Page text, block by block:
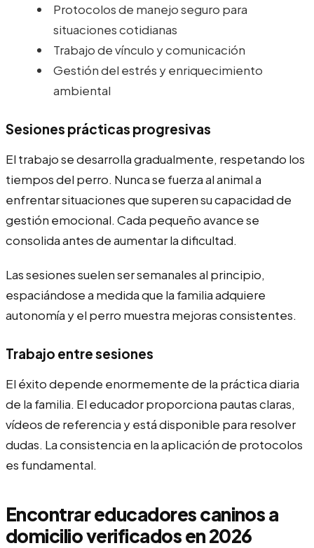
Protocolos de manejo seguro para
situaciones cotidianas
Trabajo de vínculo y comunicación
Gestión del estrés y enriquecimiento
ambiental
Sesiones prácticas progresivas
El trabajo se desarrolla gradualmente, respetando los
tiempos del perro. Nunca se fuerza al animal a
enfrentar situaciones que superen su capacidad de
gestión emocional. Cada pequeño avance se
consolida antes de aumentar la dificultad.
Las sesiones suelen ser semanales al principio,
espaciándose a medida que la familia adquiere
autonomía y el perro muestra mejoras consistentes.
Trabajo entre sesiones
El éxito depende enormemente de la práctica diaria
de la familia. El educador proporciona pautas claras,
vídeos de referencia y está disponible para resolver
dudas. La consistencia en la aplicación de protocolos
es fundamental.
Encontrar educadores caninos a
domicilio verificados en 2026